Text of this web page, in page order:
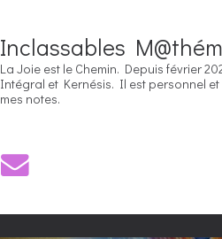
Inclassables
La Joie est le Chemin. Depuis février
Intégral et Kernésis. Il est personnel
mes notes.